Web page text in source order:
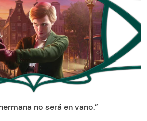
no será en vano.”